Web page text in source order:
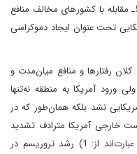
تحت عنوان مبارزه با تروریسم و بنیادگرایی؛ 5ـ مقابله با کشورهای مخالف منافع
فرهنگ آمریکایی تحت عنوان ایجاد دموکراسی
رفتارها و منافع میان‌مدت و
ورود آمریکا به منطقه نه‌تنها
نشد بلکه همان‌طور که در
خارجی آمریکا مترادف تشدید
ناامنی منطقه خاورمیانه است. این تأثیرات عبارت‌اند از: 1) رشد تروریسم در